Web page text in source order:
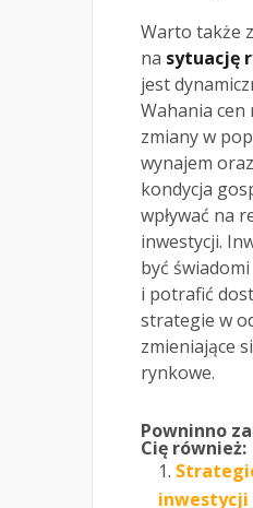
Warto także
na sytuację
jest
Wahania cen
zmiany w
wynajem
kondycja
wpływać na
inwestycji.
być
i potrafić
strategie w
zmieniające
rynkowe.
Powninno
Cię również:
inwestycji